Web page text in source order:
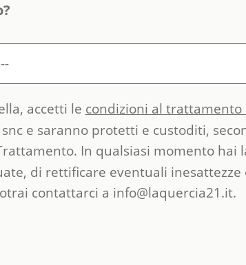
accetti le condizioni al
e saranno protetti e custoditi,
In qualsiasi momento hai
di rettificare eventuali inesattezze
contattarci a info@laquercia21.it.